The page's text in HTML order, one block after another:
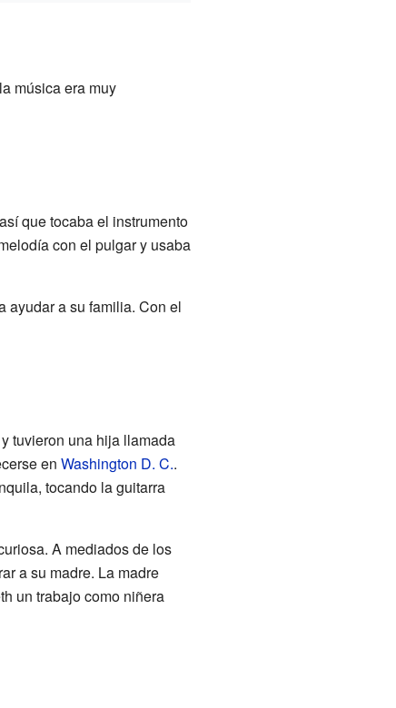
música era muy
que tocaba el instrumento
con el pulgar y usaba
ayudar a su familia. Con el
tuvieron una hija llamada
en Washington D. C..
tocando la guitarra
A mediados de los
a su madre. La madre
un trabajo como niñera